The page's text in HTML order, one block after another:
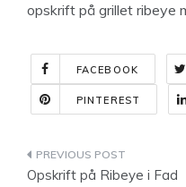
opskrift på grillet ribeye
FACEBOOK
PINTEREST
Opskrift på Ribeye i Fad